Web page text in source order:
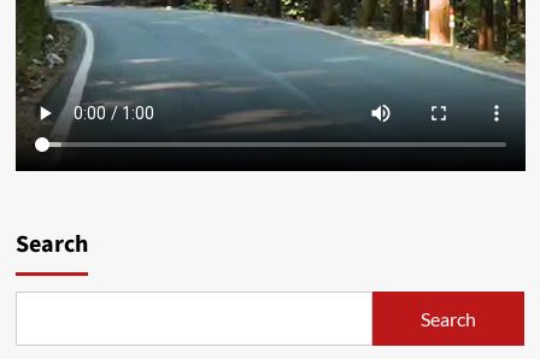
Search
Search